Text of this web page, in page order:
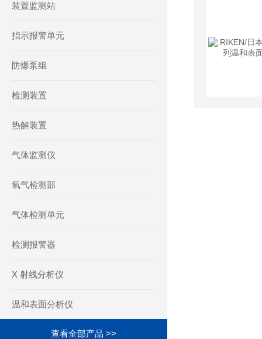
装置监测站
指示报警单元
防爆泵组
检测装置
热解装置
气体监测仪
氧气检测部
气体检测单元
检测报警器
X 射线分析仪
温和表面分析仪
查看全部产品 >>